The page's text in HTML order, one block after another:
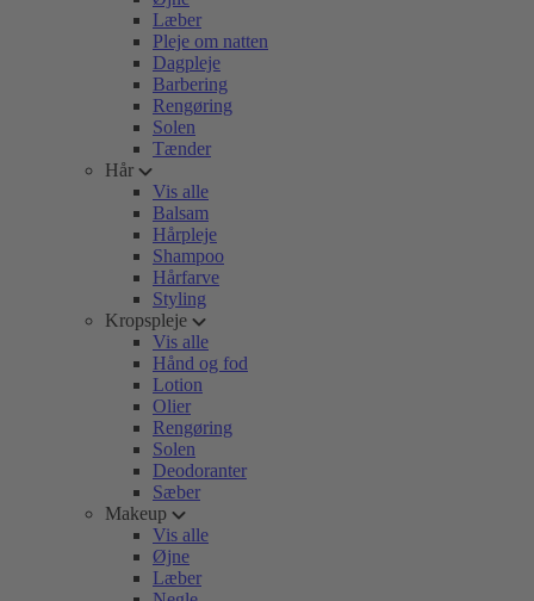
Læber
Pleje om natten
Dagpleje
Barbering
Rengøring
Solen
Tænder
Hår
Vis alle
Balsam
Hårpleje
Shampoo
Hårfarve
Styling
Kropspleje
Vis alle
Hånd og fod
Lotion
Olier
Rengøring
Solen
Deodoranter
Sæber
Makeup
Vis alle
Øjne
Læber